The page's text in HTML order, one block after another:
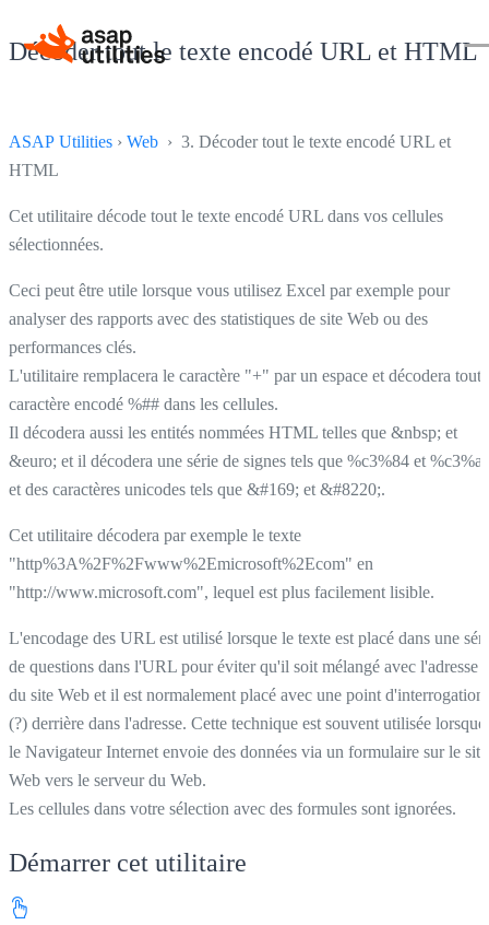
Décoder tout le texte encodé URL et HTML
ASAP Utilities › Web › 3. Décoder tout le texte encodé URL et
HTML
Cet utilitaire décode tout le texte encodé URL dans vos cellules
sélectionnées.
Ceci peut être utile lorsque vous utilisez Excel par exemple pour
analyser des rapports avec des statistiques de site Web ou des
performances clés.
L'utilitaire remplacera le caractère "+" par un espace et décodera tout
caractère encodé %## dans les cellules.
Il décodera aussi les entités nommées HTML telles que &nbsp; et
&euro; et il décodera une série de signes tels que %c3%84 et
et des caractères unicodes tels que &#169; et &#8220;.
Cet utilitaire décodera par exemple le texte
"http%3A%2F%2Fwww%2Emicrosoft%2Ecom" en
"http://www.microsoft.com", lequel est plus facilement lisible.
L'encodage des URL est utilisé lorsque le texte est placé dans une
de questions dans l'URL pour éviter qu'il soit mélangé avec l'adresse
du site Web et il est normalement placé avec une point d'interrogation
(?) derrière dans l'adresse. Cette technique est souvent utilisée lorsque
le Navigateur Internet envoie des données via un formulaire sur le site
Web vers le serveur du Web.
Les cellules dans votre sélection avec des formules sont ignorées.
Démarrer cet utilitaire